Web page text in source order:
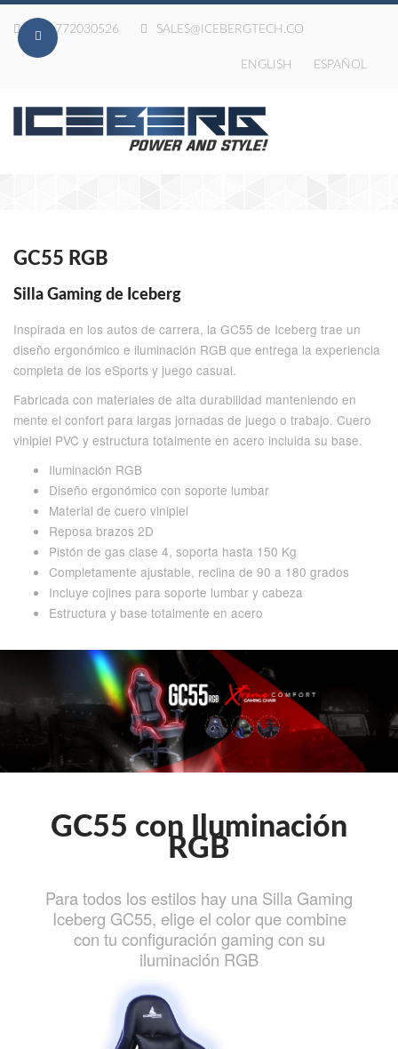
020-772030526 SALES@ICEBERGTECH.CO
ENGLISH ESPAÑOL
GC55 RGB
Silla Gaming de Iceberg
Inspirada en los autos de carrera, la GC55 de Iceberg trae un
diseño ergonómico e iluminación RGB que entrega la experiencia
completa de los eSports y juego casual.
Fabricada con materiales de alta durabilidad manteniendo en
mente el confort para largas jornadas de juego o trabajo. Cuero
vinipiel PVC y estructura totalmente en acero incluida su base.
Iluminación RGB
Diseño ergonómico con soporte lumbar
Material de cuero vinipiel
Reposa brazos 2D
Pistón de gas clase 4, soporta hasta 150 Kg
Completamente ajustable, reclina de 90 a 180 grados
Incluye cojines para soporte lumbar y cabeza
Estructura y base totalmente en acero
GC55 con Iluminación
RGB
Para todos los estilos hay una Silla Gaming
Iceberg GC55, elige el color que combine
con tu configuración gaming con su
iluminación RGB